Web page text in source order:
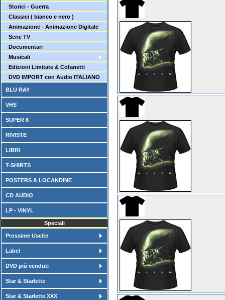
Storici - Guerra
Classici ( bianco e nero )
Animazione - Animazione Digitale
Serie TV
Documentari
Musicali
Edizioni Limitate & Cofanetti
DVD IMPORT con Audio ITALIANO
BLU RAY
VHS
SUPER 8
RIVISTE
LIBRI
T-SHIRTS
POSTERS & LOCANDINE
CD AUDIO
LP - VINYL
Speciali
Prossime Uscite
Label
DVD più venduti
Star & Starlette
Star & Starlette XXX